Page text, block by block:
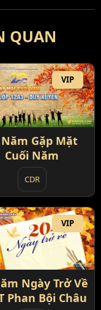
QUAN
VIP
Gặp Mặt
Cuối Năm
CDR
VIP
Ngày Trở Về
Phan Bội Châu